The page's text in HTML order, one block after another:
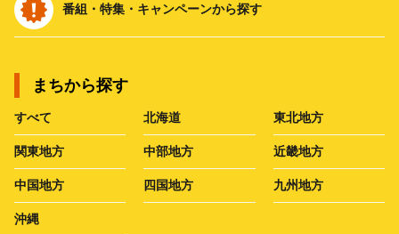
番組・特集・キャンペーンから探す
まちから探す
すべて 北海道 東北地方
関東地方 中部地方 近畿地方
中国地方 四国地方 九州地方
沖縄